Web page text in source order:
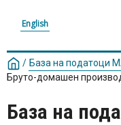
English
/ База на податоци
Бруто-домашен
База на